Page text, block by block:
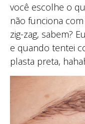
você escolhe o
não funciona
zig-zag, sabem?
e quando tentei
plasta preta,